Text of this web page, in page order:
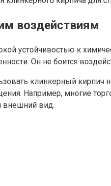
воздействиям
устойчивостью к
Он не боится
клинкерный
Например, многие
внешний вид.